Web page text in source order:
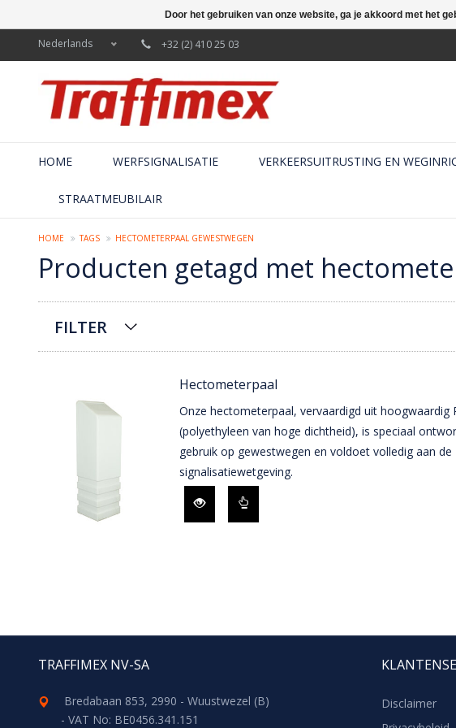
Nederlands +32 (2) 410 25 03
HOME WERFSIGNALISATIE VERKEERSUITRUSTING EN
STRAATMEUBILAIR
HOME TAGS HECTOMETERPAAL GEWESTWEGEN
Producten getagd met
FILTER
Hectometerpaal
Onze hectometerpaal, vervaardigd uit hoogwaardig
(polyethyleen van hoge dichtheid), is speciaal
gebruik op gewestwegen en voldoet volledig aan de
signalisatiewetgeving.
TRAFFIMEX NV-SA
Bredabaan 853, 2990 - Wuustwezel (B)
- VAT No: BE0456.341.151
Disclaimer
Door het gebruiken van onze website, ga je akkoord met het